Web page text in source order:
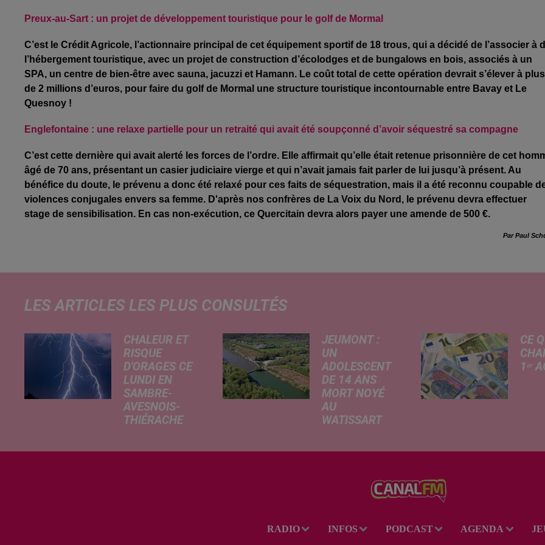
Preux-au-Sart : un projet de développement touristique pour le golf de Mormal
C’est le Crédit Agricole, l’actionnaire principal de cet équipement sportif de 18 trous, qui a décidé de l’associer à
l’hébergement touristique, avec un projet de construction d’écolodges et de bungalows en bois, associés à un
SPA, un centre de bien-être avec sauna, jacuzzi et Hamann. Le coût total de cette opération devrait s’élever à plus
de 2 millions d’euros, pour faire du golf de Mormal une structure touristique incontournable entre Bavay et Le
Quesnoy !
Englefontaine : une relaxe partielle pour un retraité qui avait été soupçonné d’avoir séquestré sa compagne
C’est cette dernière qui avait alerté les forces de l’ordre. Elle affirmait qu’elle était retenue prisonnière de cet
âgé de 70 ans, présentant un casier judiciaire vierge et qui n’avait jamais fait parler de lui jusqu’à présent. Au
bénéfice du doute, le prévenu a donc été relaxé pour ces faits de séquestration, mais il a été reconnu coupable
violences conjugales envers sa femme. D'après nos confrères de La Voix du Nord, le prévenu devra effectuer
stage de sensibilisation. En cas non-exécution, ce Quercitain devra alors payer une amende de 500 €.
Par Paul
LES ARTICLES LES PLUS CONSULTÉS
CHALEUR ET
RISQUE
D'ORAGES CE
LUNDI EN
SAMBRE-
AVESNOIS-
THIÉRACHE
typiquement
JEUMONT :
UN
ADOLESCENT
DE 14 ANS
MORT NOYÉ
AU
WATISSART
informations
lundi par nos
confrères de La
CE
1ᵉʳ
de
RADIO INFOS PODCAST AGENDA